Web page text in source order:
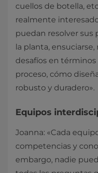
cuellos de botella,
realmente
puedan resolver sus
la planta,
desafíos en
proceso, cómo
robusto y duradero».
Equipos
Joanna: «Cada
competencias y
embargo, nadie